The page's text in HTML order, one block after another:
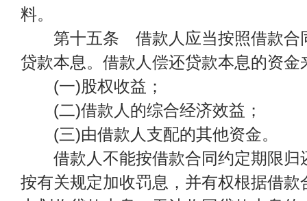
料。
第十五条 借款人应当按照借款合
贷款本息。借款人偿还贷款本息的资金
(一)股权收益；
(二)借款人的综合经济效益；
(三)由借款人支配的其他资金。
借款人不能按借款合同约定期限归
按有关规定加收罚息，并有权根据借